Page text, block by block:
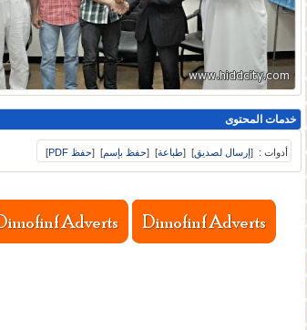
خدمات المحتوى
أدوات : [إرسال لصديق]
[طباعة]
[حفظ بإسم]
[حفظ PDF ]